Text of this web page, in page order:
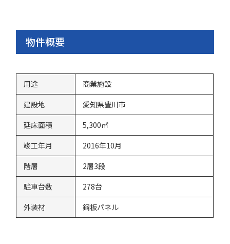
物件概要
用途
商業施設
建設地
愛知県豊川市
延床面積
5,300㎡
竣工年月
2016年10月
階層
2層3段
駐車台数
278台
外装材
鋼板パネル